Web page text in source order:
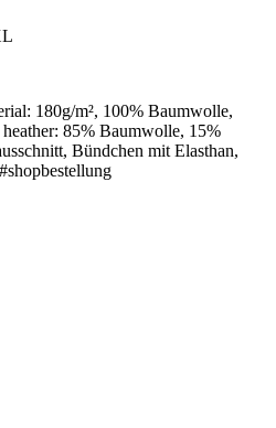
180g/m², 100% Baumwolle,
heather: 85% Baumwolle, 15%
Bündchen mit Elasthan,